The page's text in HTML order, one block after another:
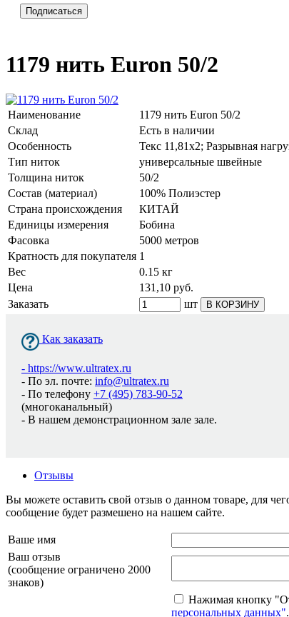
1179 нить Euron 50/2
Наименование
1179 нить Euron 50/2
Склад
Есть в наличии
Особенность
Текс 11,81х2; Разрывная
Тип ниток
универсальные швейные
Толщина ниток
50/2
Состав (материал)
100% Полиэстер
Страна происхождения
КИТАЙ
Единицы измерения
Бобина
Фасовка
5000 метров
Кратность для покупателя 1
Вес
0.15 кг
Цена
131,10 руб.
Заказать
шт В КОРЗИНУ
Как заказать
- https://www.ultratex.ru
- По эл. почте: info@ultratex.ru
- По телефону +7 (495) 783-90-52
(многоканальный)
- В нашем демонстрационном зале зале.
Отзывы
Вы можете оставить свой отзыв о данном товаре, для
сообщение будет размешено на нашем сайте.
Ваше имя
Ваш отзыв
(сообщение ограничено 2000
знаков)
Нажимая кнопку
персональных данных".